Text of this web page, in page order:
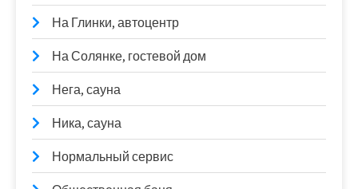
На Глинки, автоцентр
На Солянке, гостевой дом
Нега, сауна
Ника, сауна
Нормальный сервис